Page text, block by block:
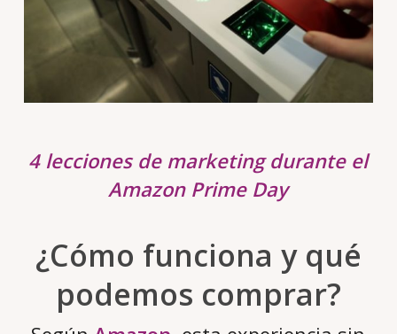
4 lecciones de marketing durante el
Amazon Prime Day
¿Cómo funciona y qué
podemos comprar?